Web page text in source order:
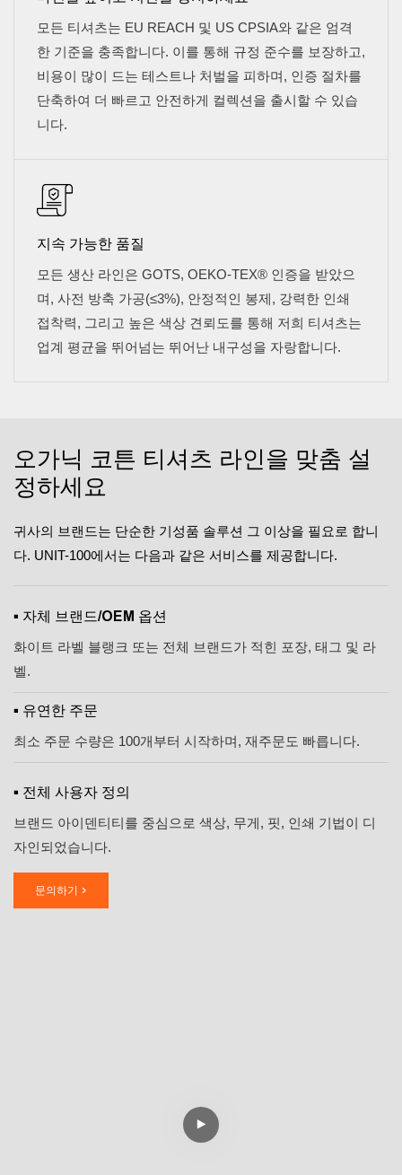
모든 티셔츠는 EU REACH 및 US CPSIA와 같은 엄격
한 기준을 충족합니다. 이를 통해 규정 준수를 보장하고,
비용이 많이 드는 테스트나 처벌을 피하며, 인증 절차를
단축하여 더 빠르고 안전하게 컬렉션을 출시할 수 있습
니다.
지속 가능한 품질
모든 생산 라인은 GOTS, OEKO-TEX® 인증을 받았으
며, 사전 방축 가공(≤3%), 안정적인 봉제, 강력한 인쇄
접착력, 그리고 높은 색상 견뢰도를 통해 저희 티셔츠는
업계 평균을 뛰어넘는 뛰어난 내구성을 자랑합니다.
오가닉 코튼 티셔츠 라인을 맞춤 설
정하세요
귀사의 브랜드는 단순한 기성품 솔루션 그 이상을 필요로 합니
다. UNIT-100에서는 다음과 같은 서비스를 제공합니다.
▪ 자체 브랜드/OEM 옵션
화이트 라벨 블랭크 또는 전체 브랜드가 적힌 포장, 태그 및 라
벨.
▪ 유연한 주문
최소 주문 수량은 100개부터 시작하며, 재주문도 빠릅니다.
▪ 전체 사용자 정의
브랜드 아이덴티티를 중심으로 색상, 무게, 핏, 인쇄 기법이 디
자인되었습니다.
문의하기 >